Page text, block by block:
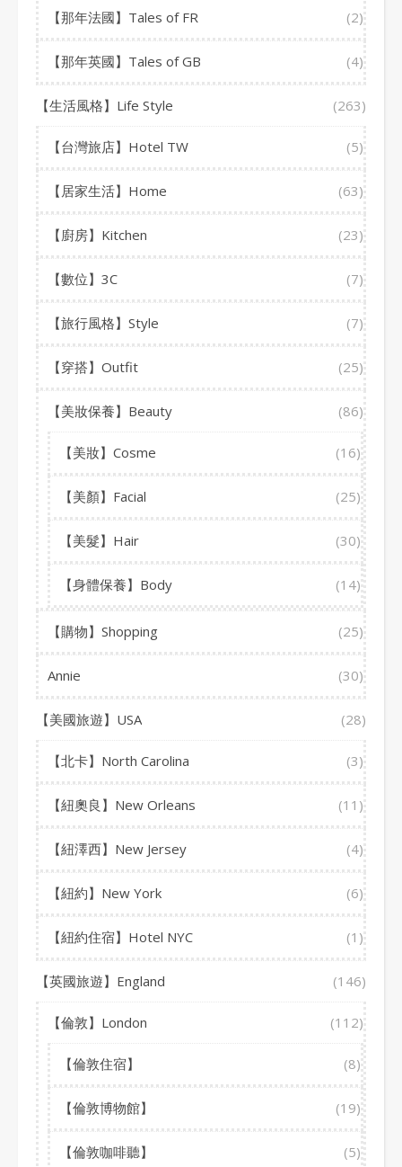
【那年法國】Tales of FR (2)
【那年英國】Tales of GB (4)
【生活風格】Life Style (263)
【台灣旅店】Hotel TW (5)
【居家生活】Home (63)
【廚房】Kitchen (23)
【數位】3C (7)
【旅行風格】Style (7)
【穿搭】Outfit (25)
【美妝保養】Beauty (86)
【美妝】Cosme (16)
【美顏】Facial (25)
【美髮】Hair (30)
【身體保養】Body (14)
【購物】Shopping (25)
Annie (30)
【美國旅遊】USA (28)
【北卡】North Carolina (3)
【紐奧良】New Orleans (11)
【紐澤西】New Jersey (4)
【紐約】New York (6)
【紐約住宿】Hotel NYC (1)
【英國旅遊】England (146)
【倫敦】London (112)
【倫敦住宿】 (8)
【倫敦博物館】 (19)
【倫敦咖啡聽】 (5)